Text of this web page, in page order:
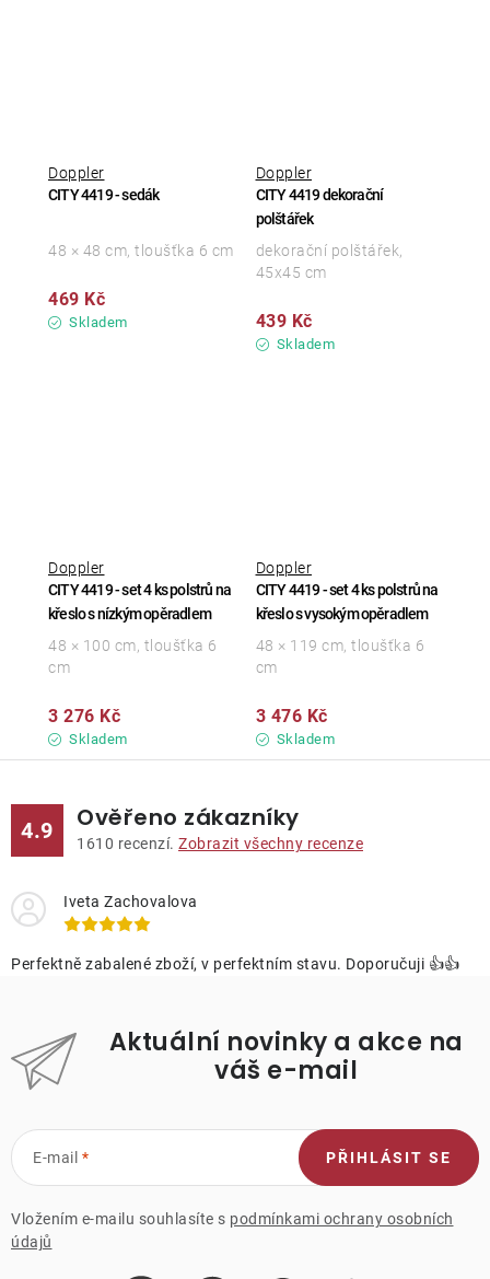
CITY 4419 - sedák
Doppler
Skladem
469 Kč
48 × 48 cm, tloušťka 6 cm
CITY 4419 dekorační
polštářek
Doppler
Skladem
439 Kč
dekorační polštářek,
45x45 cm
CITY 4419 - set 4 ks polstrů na
křeslo s nízkým opěradlem
Doppler
Skladem
3 276 Kč
48 × 100 cm, tloušťka 6
cm
CITY 4419 - set 4 ks polstrů na
křeslo s vysokým opěradlem
Doppler
Skladem
3 476 Kč
48 × 119 cm, tloušťka 6
cm
4.9 Ověřeno zákazníky
1610 recenzí. Zobrazit všechny recenze
Iveta Zachovalova
Perfektně zabalené zboží, v perfektním stavu. Doporučuji 👍👍
Aktuální novinky a akce na
váš e-mail
E-mail
Vložením e-mailu souhlasíte s podmínkami ochrany osobních
údajů
PŘIHLÁSIT SE